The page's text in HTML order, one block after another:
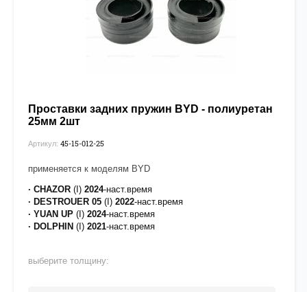
Проставки задних пружин BYD - полиуретан
25мм 2шт
Артикул: 45-15-012-25
применяется к моделям BYD
· CHAZOR (I) 2024-наст.время
· DESTROUER 05 (I) 2022-наст.время
· YUAN UP (I) 2024-наст.время
· DOLPHIN (I) 2021-наст.время
выберите толщину: